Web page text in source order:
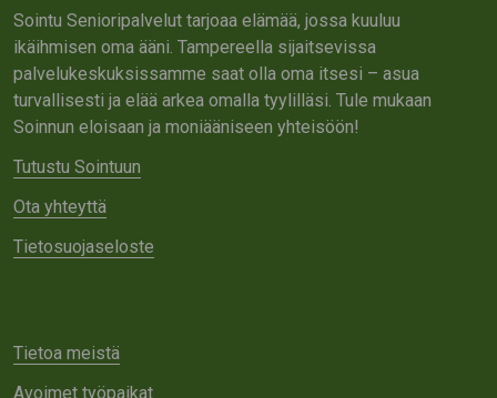
Sointu Senioripalvelut tarjoaa elämää, jossa kuuluu
ikäihmisen oma ääni. Tampereella sijaitsevissa
palvelukeskuksissamme saat olla oma itsesi – asua
turvallisesti ja elää arkea omalla tyylilläsi. Tule mukaan
Soinnun eloisaan ja moniääniseen yhteisöön!
Tutustu Sointuun
Ota yhteyttä
Tietosuojaseloste
Tietoa meistä
Avoimet työpaikat